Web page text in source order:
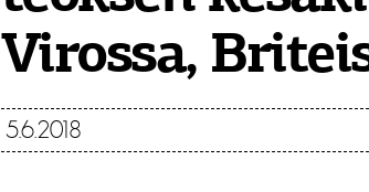
Virossa,
5.6.2018